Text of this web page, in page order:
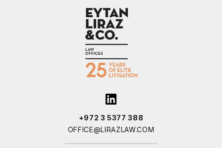
+972 3 5377 388
OFFICE@LIRAZLAW.COM